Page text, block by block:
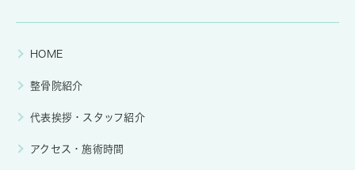
HOME
整骨院紹介
代表挨拶・スタッフ紹介
アクセス・施術時間